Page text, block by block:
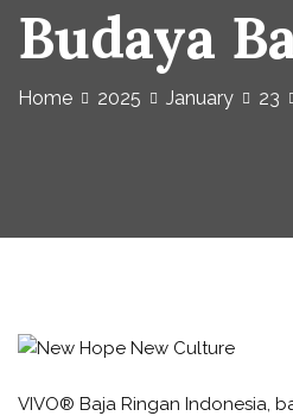
Budaya
Home 2025 January 23
VIVO® Baja Ringan Indonesia,